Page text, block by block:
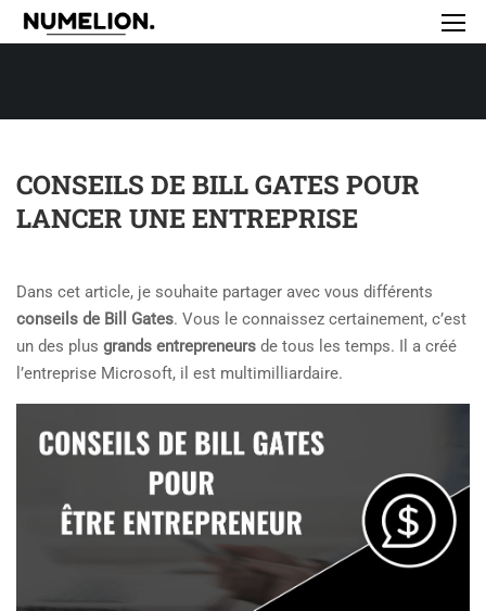
CONSEILS DE BILL GATES POUR
LANCER UNE ENTREPRISE
Dans cet article, je souhaite partager avec vous différents
conseils de Bill Gates. Vous le connaissez certainement, c’est
un des plus grands entrepreneurs de tous les temps. Il a créé
l’entreprise Microsoft, il est multimilliardaire.